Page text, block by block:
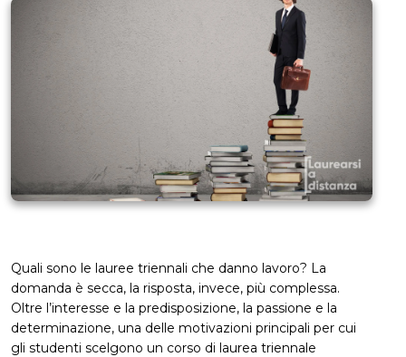
Quali sono le lauree triennali che danno lavoro? La
domanda è secca, la risposta, invece, più complessa.
Oltre l’interesse e la predisposizione, la passione e la
determinazione, una delle motivazioni principali per cui
gli studenti scelgono un corso di laurea triennale